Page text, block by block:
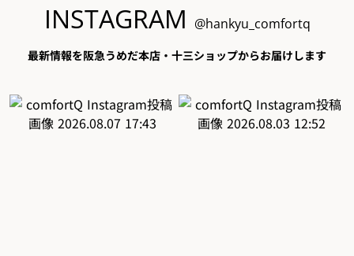
INSTAGRAM @hankyu_comfortq
最新情報を阪急うめだ本店・十三ショップからお届けします